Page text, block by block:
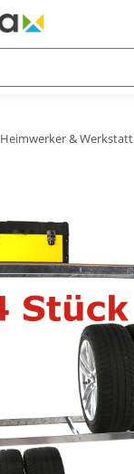
Heimwerker & Werkstatt